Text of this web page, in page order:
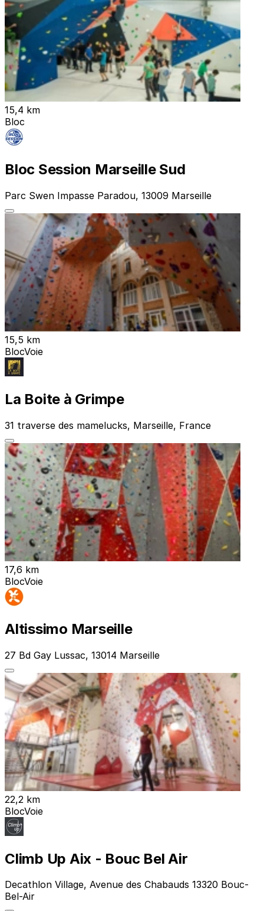
15,4 km
Bloc
Bloc Session Marseille Sud
Parc Swen Impasse Paradou, 13009 Marseille
15,5 km
BlocVoie
La Boite à Grimpe
31 traverse des mamelucks, Marseille, France
17,6 km
BlocVoie
Altissimo Marseille
27 Bd Gay Lussac, 13014 Marseille
22,2 km
BlocVoie
Climb Up Aix - Bouc Bel Air
Decathlon Village, Avenue des Chabauds 13320 Bouc-
Bel-Air